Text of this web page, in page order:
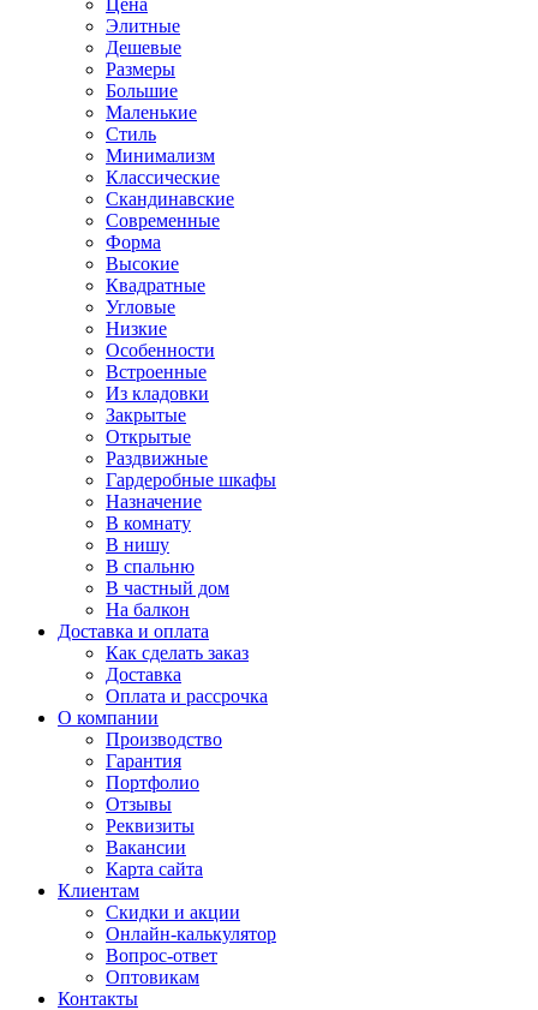
Цена
Элитные
Дешевые
Размеры
Большие
Маленькие
Стиль
Минимализм
Классические
Скандинавские
Современные
Форма
Высокие
Квадратные
Угловые
Низкие
Особенности
Встроенные
Из кладовки
Закрытые
Открытые
Раздвижные
Гардеробные шкафы
Назначение
В комнату
В нишу
В спальню
В частный дом
На балкон
Доставка и оплата
Как сделать заказ
Доставка
Оплата и рассрочка
О компании
Производство
Гарантия
Портфолио
Отзывы
Реквизиты
Вакансии
Карта сайта
Клиентам
Скидки и акции
Онлайн-калькулятор
Вопрос-ответ
Оптовикам
Контакты